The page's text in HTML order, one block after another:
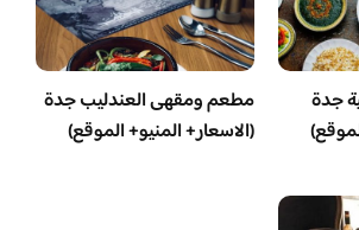
جدة
مطعم ومقهى العندليب جدة
(الاسعار+ المنيو+ الموقع)